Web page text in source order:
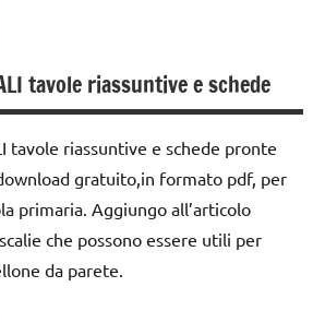
tavole riassuntive e schede
tavole riassuntive e schede pronte
gratuito,in formato pdf, per
primaria. Aggiungo all’articolo
che possono essere utili per
da parete.